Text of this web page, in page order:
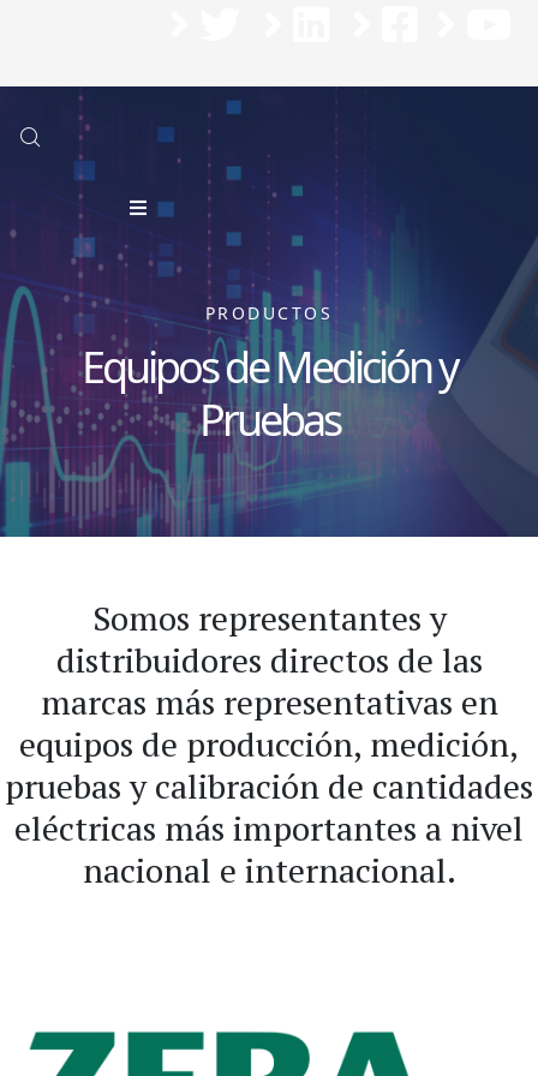
PRODUCTOS
Equipos de Medición y
Pruebas
Somos representantes y
distribuidores directos de las
marcas más representativas en
equipos de producción, medición,
pruebas y calibración de cantidades
eléctricas más importantes a nivel
nacional e internacional.